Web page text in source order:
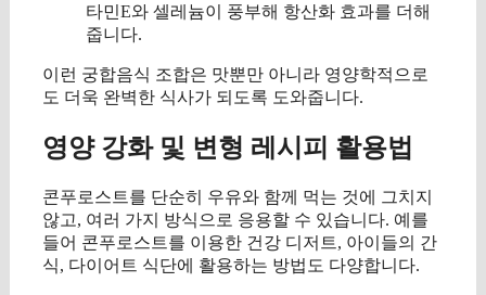
타민E와 셀레늄이 풍부해 항산화 효과를 더해
줍니다.
이런 궁합음식 조합은 맛뿐만 아니라 영양학적으로
도 더욱 완벽한 식사가 되도록 도와줍니다.
영양 강화 및 변형 레시피 활용법
콘푸로스트를 단순히 우유와 함께 먹는 것에 그치지
않고, 여러 가지 방식으로 응용할 수 있습니다. 예를
들어 콘푸로스트를 이용한 건강 디저트, 아이들의 간
식, 다이어트 식단에 활용하는 방법도 다양합니다.